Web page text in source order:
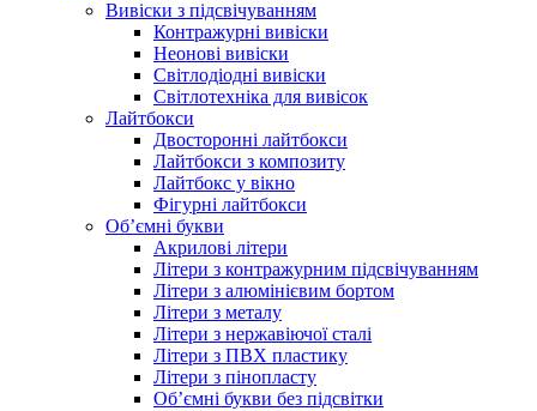
Вивіски з підсвічуванням
Контражурні вивіски
Неонові вивіски
Світлодіодні вивіски
Світлотехніка для вивісок
Лайтбокси
Двосторонні лайтбокси
Лайтбокси з композиту
Лайтбокс у вікно
Фігурні лайтбокси
Об’ємні букви
Акрилові літери
Літери з контражурним підсвічуванням
Літери з алюмінієвим бортом
Літери з металу
Літери з нержавіючої сталі
Літери з ПВХ пластику
Літери з пінопласту
Об’ємні букви без підсвітки